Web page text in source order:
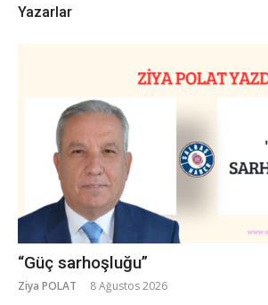
Yazarlar
“Güç sarhoşluğu”
Ziya POLAT 8 Ağustos 2026